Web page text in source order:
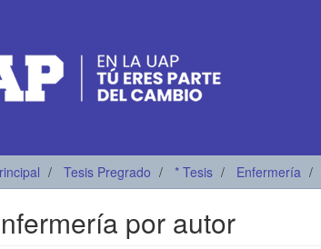
Tesis Pregrado * Tesis Enfermería
por autor